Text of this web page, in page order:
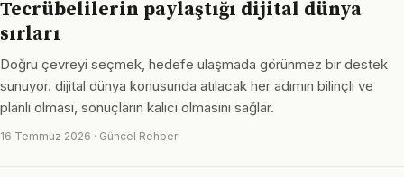
Tecrübelilerin paylaştığı dijital dünya
sırları
Doğru çevreyi seçmek, hedefe ulaşmada görünmez bir destek
sunuyor. dijital dünya konusunda atılacak her adımın bilinçli ve
planlı olması, sonuçların kalıcı olmasını sağlar.
16 Temmuz 2026 · Güncel Rehber